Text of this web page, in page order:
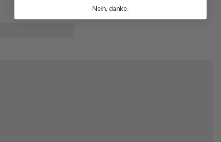
Nein, danke.